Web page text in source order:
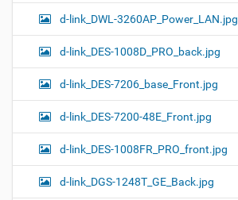
d-link_DWL-3260AP_Power_LAN.jpg
d-link_DES-1008D_PRO_back.jpg
d-link_DES-7206_base_Front.jpg
d-link_DES-7200-48E_Front.jpg
d-link_DES-1008FR_PRO_front.jpg
d-link_DGS-1248T_GE_Back.jpg